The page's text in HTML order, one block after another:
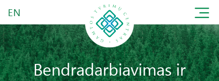
EN
Bendradarbiavimas ir